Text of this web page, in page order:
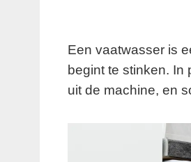
Een vaatwasser is
begint te stinken.
uit de machine, en